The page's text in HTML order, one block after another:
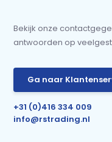
Bekijk onze
antwoorden op
Ga naar
+31 (0)416 334 009
info@rstrading.nl